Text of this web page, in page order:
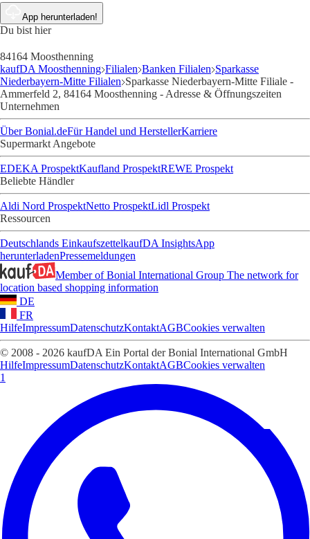
App herunterladen!
Du bist hier
84164 Moosthenning
kaufDA Moosthenning Filialen Banken Filialen Sparkasse
Niederbayern-Mitte Filialen Sparkasse Niederbayern-Mitte Filiale -
Ammerfeld 2, 84164 Moosthenning - Adresse & Öffnungszeiten
Unternehmen
Über Bonial.deFür Handel und HerstellerKarriere
Supermarkt Angebote
EDEKA ProspektKaufland ProspektREWE Prospekt
Beliebte Händler
Aldi Nord ProspektNetto ProspektLidl Prospekt
Ressourcen
Deutschlands EinkaufszettelkaufDA InsightsApp
herunterladenPressemeldungen
Member of Bonial International Group The network for
location based shopping information
DE
FR
HilfeImpressumDatenschutzKontaktAGBCookies verwalten
© 2008 - 2026 kaufDA Ein Portal der Bonial International GmbH
HilfeImpressumDatenschutzKontaktAGBCookies verwalten
1